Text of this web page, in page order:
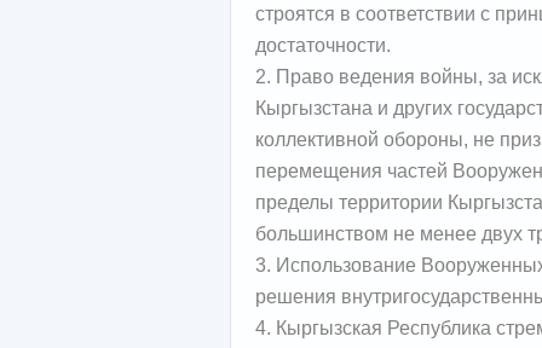
строятся в соответствии с
достаточности.
2. Право ведения войны, за
Кыргызстана и других
коллективной обороны, не
перемещения частей
пределы территории
большинством не менее двух
3. Использование
решения
4. Кыргызская Республика